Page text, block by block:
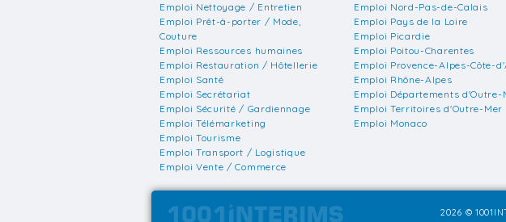
Emploi Nettoyage / Entretien
Emploi Prêt-à-porter / Mode,
Couture
Emploi Ressources humaines
Emploi Restauration / Hôtellerie
Emploi Santé
Emploi Secrétariat
Emploi Sécurité / Gardiennage
Emploi Télémarketing
Emploi Tourisme
Emploi Transport / Logistique
Emploi Vente / Commerce
Emploi Nord-Pas-de-Calais
Emploi Pays de la Loire
Emploi Picardie
Emploi Poitou-Charentes
Emploi Provence-Alpes-Côte-
Emploi Rhône-Alpes
Emploi Départements d'Outre-
Emploi Territoires d'Outre-Mer
Emploi Monaco
2026 ©